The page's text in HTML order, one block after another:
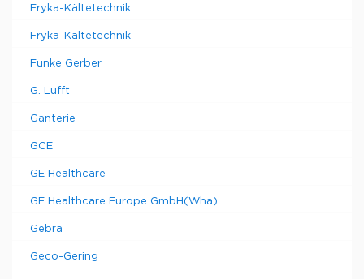
Fryka-Kältetechnik
Fryka-Kaltetechnik
Funke Gerber
G. Lufft
Ganterie
GCE
GE Healthcare
GE Healthcare Europe GmbH(Wha)
Gebra
Geco-Gering